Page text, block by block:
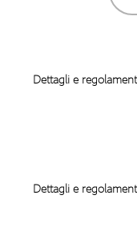
Dettagli e
Dettagli e